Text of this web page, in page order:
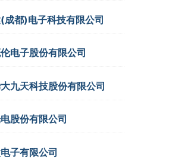
成都)电子科技有限公司
电子股份有限公司
九天科技股份有限公司
股份有限公司
子有限公司